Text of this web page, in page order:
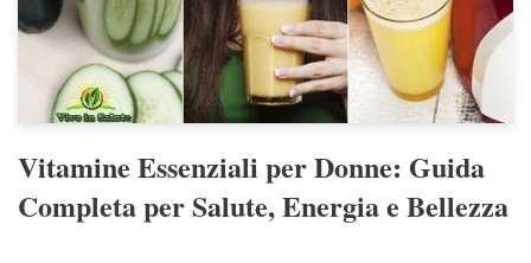
Vitamine Essenziali per Donne: Guida
Completa per Salute, Energia e Bellezza